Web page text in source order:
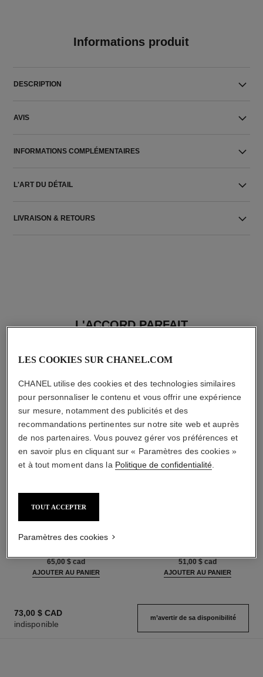
Informations produit
DESCRIPTION
AVIS
INFORMATIONS COMPLÉMENTAIRES
L'ART DU DÉTAIL
LIVRAISON & RETOURS
L'ACCORD PARFAIT
baume essentiel
Bâton Éclat Multi-usage
65,00 $ cad
AJOUTER AU PANIER
51,00 $ cad
AJOUTER AU PANIER
73,00 $ CAD
indisponible
m’avertir de sa disponibilité
LES COOKIES SUR CHANEL.COM
CHANEL utilise des cookies et des technologies similaires
pour personnaliser le contenu et vous offrir une expérience
sur mesure, notamment des publicités et des
recommandations pertinentes sur notre site web et auprès
de nos partenaires. Vous pouvez gérer vos préférences et
en savoir plus en cliquant sur « Paramètres des cookies »
et à tout moment dans la Politique de confidentialité.
TOUT ACCEPTER
Paramètres des cookies